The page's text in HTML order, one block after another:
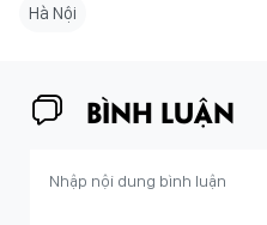
Hà Nội
BÌNH LUẬN